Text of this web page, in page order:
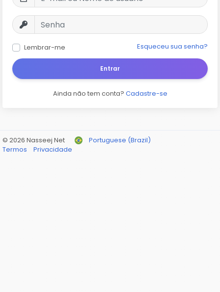
Lembrar-me Esqueceu sua senha?
Entrar
Ainda não tem conta? Cadastre-se
© 2026 Nasseej Net
Portuguese (Brazil)
Termos
Privacidade